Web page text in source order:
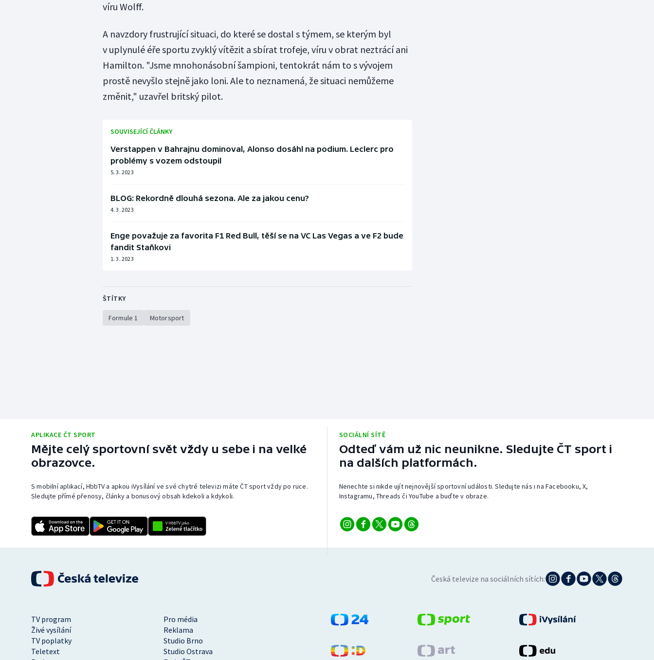
víru Wolff.
A navzdory frustrující situaci, do které se dostal s týmem, se kterým byl
v uplynulé éře sportu zvyklý vítězit a sbírat trofeje, víru v obrat neztrácí ani
Hamilton. "Jsme mnohonásobní šampioni, tentokrát nám to s vývojem
prostě nevyšlo stejně jako loni. Ale to neznamená, že situaci nemůžeme
změnit," uzavřel britský pilot.
SOUVISEJÍCÍ ČLÁNKY
Verstappen v Bahrajnu dominoval, Alonso dosáhl na podium. Leclerc pro
problémy s vozem odstoupil
5. 3. 2023
BLOG: Rekordně dlouhá sezona. Ale za jakou cenu?
4. 3. 2023
Enge považuje za favorita F1 Red Bull, těší se na VC Las Vegas a ve F2 bude
fandit Staňkovi
1. 3. 2023
ŠTÍTKY
Formule 1 Motorsport
APLIKACE ČT SPORT
Mějte celý sportovní svět vždy u sebe i na velké
obrazovce.
S mobilní aplikací, HbbTV a apkou iVysílání ve své chytré televizi máte ČT sport vždy po ruce.
Sledujte přímé přenosy, články a bonusový obsah kdekoli a kdykoli.
SOCIÁLNÍ SÍTĚ
Odteď vám už nic neunikne. Sledujte ČT sport i
na dalších platformách.
Nenechte si nikde ujít nejnovější sportovní události. Sledujte nás i na Facebooku, X,
Instagramu, Threads či YouTube a buďte v obraze.
Česká televize na sociálních sítích:
TV program
Pro média
Živé vysílání
Reklama
TV poplatky
Studio Brno
Teletext
Studio Ostrava